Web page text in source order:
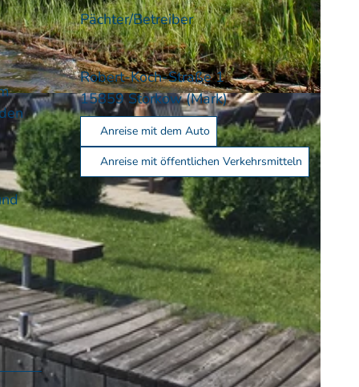
Pächter/Betreiber
Robert-Koch-Straße 1
15859Storkow (Mark)
Anreise mit dem Auto
Anreise mit öffentlichen Verkehrsmitteln